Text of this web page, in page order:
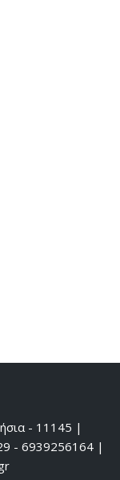
- 11145 |
- 6939256164 |